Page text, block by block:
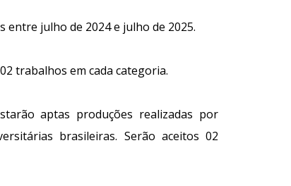
entre julho de 2024 e julho de 2025.
trabalhos em cada categoria.
aptas produções realizadas por
brasileiras. Serão aceitos 02